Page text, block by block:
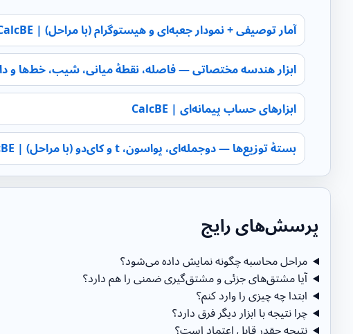
آمار توصیفی + نمودار جعبه‌ای و هیستوگرام (با مراحل) | CalcBE
ابزار هندسه مختصاتی — فاصله، نقطهٔ میانی، شیب، خط‌ها و
ابزارهای حساب پیمانه‌ای | CalcBE
بستهٔ توزیع‌ها — دوجمله‌ای، پواسون، t و کای‌دو (با مراحل) | CalcBE
پرسش‌های رایج
مراحل محاسبه چگونه نمایش داده می‌شود؟
آیا مشتق‌های جزئی و مشتق‌گیری ضمنی را هم دارد؟
ابتدا چه چیزی را وارد کنم؟
چرا نتیجه با ابزار دیگر فرق دارد؟
نتیجه چقدر قابل اعتماد است؟